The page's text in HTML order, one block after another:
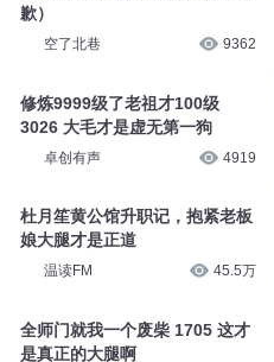
歉）
空了北巷 9362
修炼9999级了老祖才100级
3026 大毛才是虚无第一狗
卓创有声 4919
杜月笙黄公馆升职记，抱紧老板
娘大腿才是正道
温读FM 45.5万
全师门就我一个废柴 1705 这才
是真正的大腿啊